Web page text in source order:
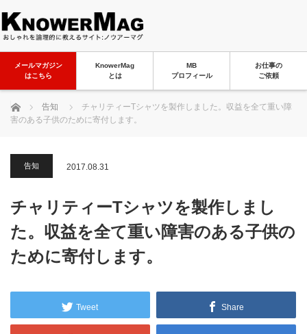
メールマガジン
はこちら
KnowerMag
とは
MB
プロフィール
お仕事の
ご依頼
ホーム 告知
チャリティーTシャツを製作しました。収益を全て重い障
害のある子供のために寄付します。
告知 2017.08.31
チャリティーTシャツを製作しまし
た。収益を全て重い障害のある子供の
ために寄付します。
Tweet Share